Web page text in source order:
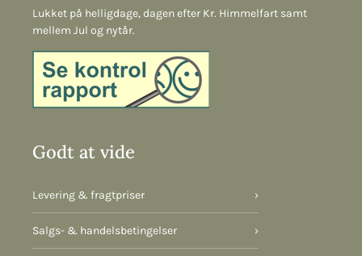
Lukket på helligdage, dagen efter Kr. Himmelfart samt
mellem Jul og nytår.
Godt at vide
Levering & fragtpriser ›
Salgs- & handelsbetingelser ›